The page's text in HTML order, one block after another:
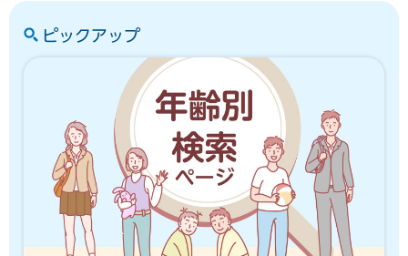
ピックアップ